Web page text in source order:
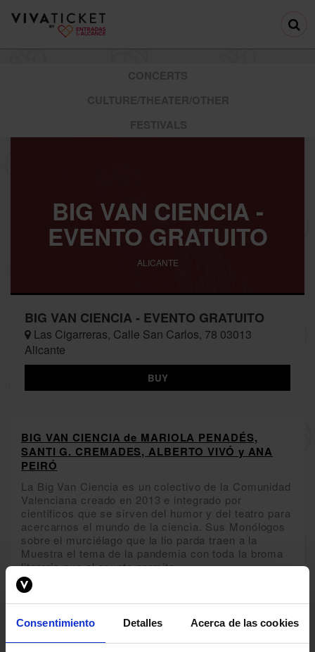
Consentimiento Detalles Acerca de las cookies
BIG VAN CIENCIA -
EVENTO GRATUITO
ALICANTE
BIG VAN CIENCIA - EVENTO GRATUITO
Las Cigarreras, Calle San Carlos, 78 03013
Alicante
BUY
BIG VAN CIENCIA de MARIOLA PENADÉS,
SANTI G. CREMADES, ALBERTO VIVÓ y ANA
PEIRÓ
La Big Van Ciencia es un colectivo de la Comunidad
Valenciana creado en 2013 e integrado por
científicos que se sirven del humor y del teatro para
acercarnos el mundo de la ciencia. Sus Monólogos
sobre el murciélago que la lio parda traen a la
Muestra el tema de la pandemia con toda la broma
literaria que el asunto permite.